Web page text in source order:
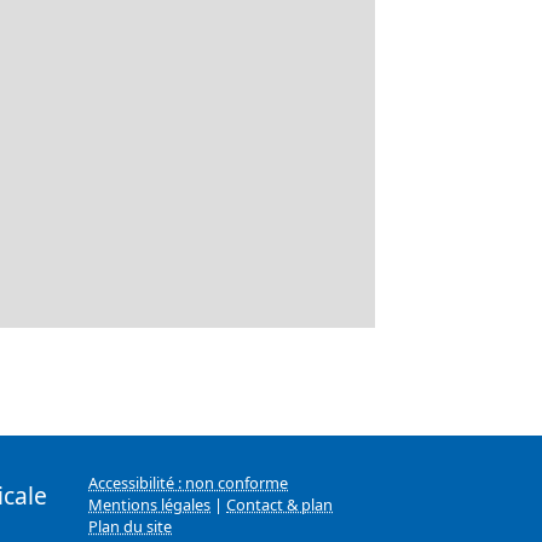
Accessibilité : non conforme
Mentions légales | Contact & plan
Plan du site